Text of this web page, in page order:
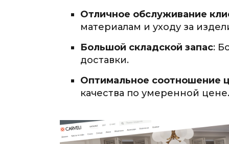
Отличное обслуживание
материалам и уходу за
Большой складской запас:
доставки.
Оптимальное соотношение
качества по умеренной цене.